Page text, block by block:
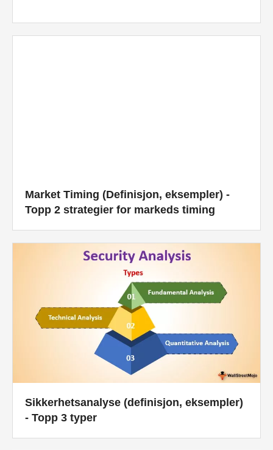
Market Timing (Definisjon, eksempler) -
Topp 2 strategier for markeds timing
Sikkerhetsanalyse (definisjon, eksempler)
- Topp 3 typer